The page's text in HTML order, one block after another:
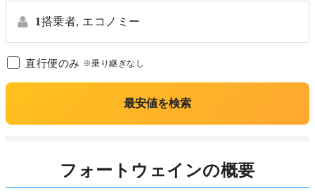
1搭乗者, エコノミー
直行便のみ ※乗り継ぎなし
最安値を検索
フォートウェインの概要